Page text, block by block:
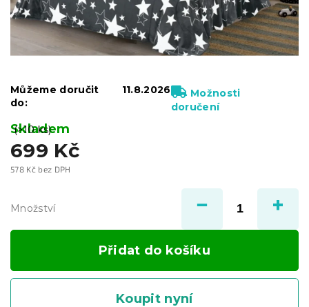
699 Kč
578 Kč bez DPH
Skladem
(>10 ks)
Můžeme doručit
do:
11.8.2026
Možnosti
doručení
Množství
Přidat do košíku
Koupit nyní